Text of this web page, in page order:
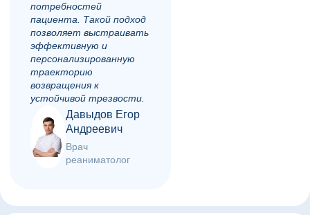
потребностей
пациента. Такой подход
позволяет выстраивать
эффективную и
персонализированную
траекторию
возвращения к
устойчивой трезвости.
Давыдов Егор
Андреевич
Врач
реаниматолог